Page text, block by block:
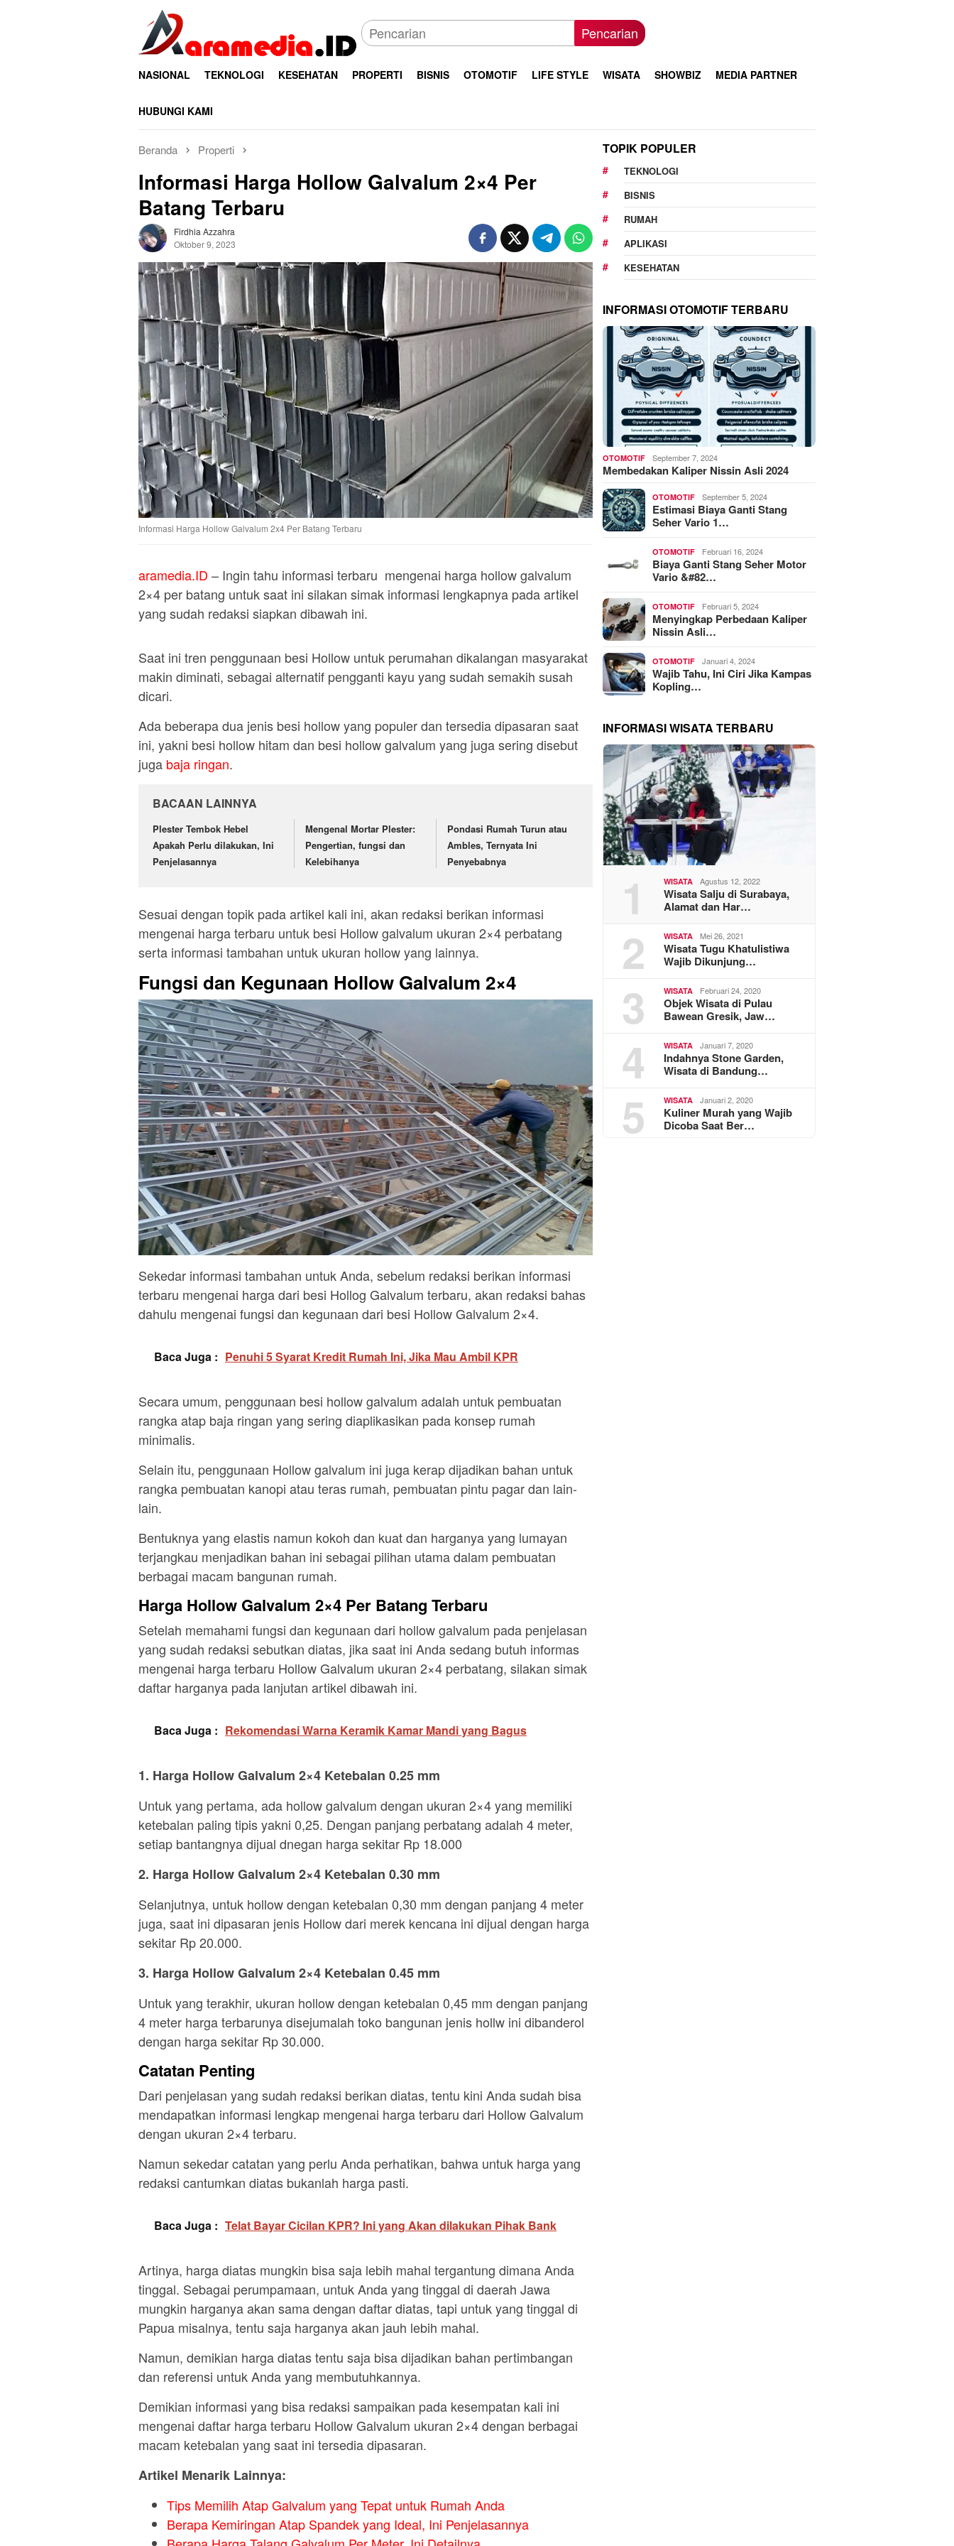
Pencarian
NASIONAL TEKNOLOGI KESEHATAN PROPERTI BISNIS OTOMOTIF LIFE STYLE WISATA SHOWBIZ MEDIA PARTNER
HUBUNGI KAMI
Beranda Properti
Informasi Harga Hollow Galvalum 2×4 Per
Batang Terbaru
Firdhia Azzahra
Oktober 9, 2023
Informasi Harga Hollow Galvalum 2x4 Per Batang Terbaru
aramedia.ID – Ingin tahu informasi terbaru mengenai harga hollow galvalum
2×4 per batang untuk saat ini silakan simak informasi lengkapnya pada artikel
yang sudah redaksi siapkan dibawah ini.
Saat ini tren penggunaan besi Hollow untuk perumahan dikalangan masyarakat
makin diminati, sebagai alternatif pengganti kayu yang sudah semakih susah
dicari.
Ada beberapa dua jenis besi hollow yang populer dan tersedia dipasaran saat
ini, yakni besi hollow hitam dan besi hollow galvalum yang juga sering disebut
juga baja ringan.
BACAAN LAINNYA
Plester Tembok Hebel
Apakah Perlu dilakukan, Ini
Penjelasannya
Mengenal Mortar Plester:
Pengertian, fungsi dan
Kelebihanya
Pondasi Rumah Turun atau
Ambles, Ternyata Ini
Penyebabnya
Sesuai dengan topik pada artikel kali ini, akan redaksi berikan informasi
mengenai harga terbaru untuk besi Hollow galvalum ukuran 2×4 perbatang
serta informasi tambahan untuk ukuran hollow yang lainnya.
Fungsi dan Kegunaan Hollow Galvalum 2×4
Sekedar informasi tambahan untuk Anda, sebelum redaksi berikan informasi
terbaru mengenai harga dari besi Hollog Galvalum terbaru, akan redaksi bahas
dahulu mengenai fungsi dan kegunaan dari besi Hollow Galvalum 2×4.
Baca Juga : Penuhi 5 Syarat Kredit Rumah Ini, Jika Mau Ambil KPR
Secara umum, penggunaan besi hollow galvalum adalah untuk pembuatan
rangka atap baja ringan yang sering diaplikasikan pada konsep rumah
minimalis.
Selain itu, penggunaan Hollow galvalum ini juga kerap dijadikan bahan untuk
rangka pembuatan kanopi atau teras rumah, pembuatan pintu pagar dan lain-
lain.
Bentuknya yang elastis namun kokoh dan kuat dan harganya yang lumayan
terjangkau menjadikan bahan ini sebagai pilihan utama dalam pembuatan
berbagai macam bangunan rumah.
Harga Hollow Galvalum 2×4 Per Batang Terbaru
Setelah memahami fungsi dan kegunaan dari hollow galvalum pada penjelasan
yang sudah redaksi sebutkan diatas, jika saat ini Anda sedang butuh informas
mengenai harga terbaru Hollow Galvalum ukuran 2×4 perbatang, silakan simak
daftar harganya pada lanjutan artikel dibawah ini.
Baca Juga : Rekomendasi Warna Keramik Kamar Mandi yang Bagus
1. Harga Hollow Galvalum 2×4 Ketebalan 0.25 mm
Untuk yang pertama, ada hollow galvalum dengan ukuran 2×4 yang memiliki
ketebalan paling tipis yakni 0,25. Dengan panjang perbatang adalah 4 meter,
setiap bantangnya dijual dnegan harga sekitar Rp 18.000
2. Harga Hollow Galvalum 2×4 Ketebalan 0.30 mm
Selanjutnya, untuk hollow dengan ketebalan 0,30 mm dengan panjang 4 meter
juga, saat ini dipasaran jenis Hollow dari merek kencana ini dijual dengan harga
sekitar Rp 20.000.
3. Harga Hollow Galvalum 2×4 Ketebalan 0.45 mm
Untuk yang terakhir, ukuran hollow dengan ketebalan 0,45 mm dengan panjang
4 meter harga terbarunya disejumalah toko bangunan jenis hollw ini dibanderol
dengan harga sekitar Rp 30.000.
Catatan Penting
Dari penjelasan yang sudah redaksi berikan diatas, tentu kini Anda sudah bisa
mendapatkan informasi lengkap mengenai harga terbaru dari Hollow Galvalum
dengan ukuran 2×4 terbaru.
Namun sekedar catatan yang perlu Anda perhatikan, bahwa untuk harga yang
redaksi cantumkan diatas bukanlah harga pasti.
Baca Juga : Telat Bayar Cicilan KPR? Ini yang Akan dilakukan Pihak Bank
Artinya, harga diatas mungkin bisa saja lebih mahal tergantung dimana Anda
tinggal. Sebagai perumpamaan, untuk Anda yang tinggal di daerah Jawa
mungkin harganya akan sama dengan daftar diatas, tapi untuk yang tinggal di
Papua misalnya, tentu saja harganya akan jauh lebih mahal.
Namun, demikian harga diatas tentu saja bisa dijadikan bahan pertimbangan
dan referensi untuk Anda yang membutuhkannya.
Demikian informasi yang bisa redaksi sampaikan pada kesempatan kali ini
mengenai daftar harga terbaru Hollow Galvalum ukuran 2×4 dengan berbagai
macam ketebalan yang saat ini tersedia dipasaran.
Artikel Menarik Lainnya:
Tips Memilih Atap Galvalum yang Tepat untuk Rumah Anda
Berapa Kemiringan Atap Spandek yang Ideal, Ini Penjelasannya
TOPIK POPULER
TEKNOLOGI
BISNIS
RUMAH
APLIKASI
KESEHATAN
INFORMASI OTOMOTIF TERBARU
OTOMOTIF September 7, 2024
Membedakan Kaliper Nissin Asli 2024
OTOMOTIF September 5, 2024
Estimasi Biaya Ganti Stang
Seher Vario 1…
OTOMOTIF Februari 16, 2024
Biaya Ganti Stang Seher Motor
Vario &#82…
OTOMOTIF Februari 5, 2024
Menyingkap Perbedaan Kaliper
Nissin Asli…
OTOMOTIF Januari 4, 2024
Wajib Tahu, Ini Ciri Jika Kampas
Kopling…
INFORMASI WISATA TERBARU
1 WISATA Agustus 12, 2022
Wisata Salju di Surabaya,
Alamat dan Har…
2 WISATA Mei 26, 2021
Wisata Tugu Khatulistiwa
Wajib Dikunjung…
3 WISATA Februari 24, 2020
Objek Wisata di Pulau
Bawean Gresik, Jaw…
4 WISATA Januari 7, 2020
Indahnya Stone Garden,
Wisata di Bandung…
5 WISATA Januari 2, 2020
Kuliner Murah yang Wajib
Dicoba Saat Ber…